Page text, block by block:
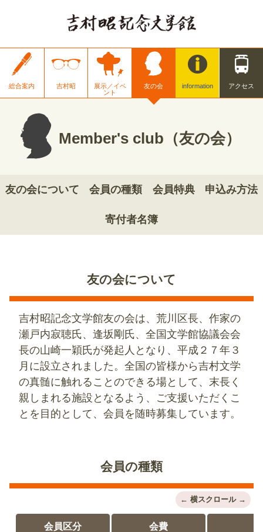
総合案内 吉村昭
展示／イベ
ント
友の会 information アクセス
Member's club（友の会）
友の会について 会員の種類 会員特典 申込み方法
寄付者名簿
友の会について
吉村昭記念文学館友の会は、荒川区長、作家の
瀬戸内寂聴氏、逢坂剛氏、全国文学館協議会会
長の山崎一穎氏が発起人となり、平成２７年３
月に設立されました。全国の皆様から吉村文学
の真髄に触れることのできる場として、末長く
親しまれる施設となるよう、ご支援いただくこ
とを目的として、会員を随時募集しています。
会員の種類
会員区分 会費